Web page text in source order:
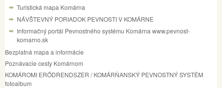
Turistická mapa Komárna
NÁVŠTEVNÝ PORIADOK PEVNOSTI V KOMÁRNE
Informačný portál Pevnostného systému Komárna www.pevnost-
komarno.sk
Bezplatná mapa a informácie
Poznávacie cesty Komárnom
KOMÁROMI ERŐDRENDSZER / KOMÁRŇANSKÝ PEVNOSTNÝ SYSTÉM
fotoalbum